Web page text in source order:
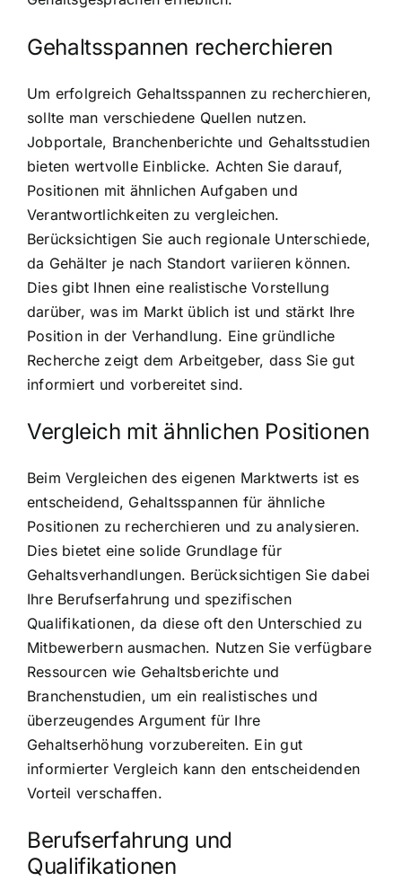
Gehaltsspannen recherchieren
Um erfolgreich Gehaltsspannen zu recherchieren,
sollte man verschiedene Quellen nutzen.
Jobportale, Branchenberichte und Gehaltsstudien
bieten wertvolle Einblicke. Achten Sie darauf,
Positionen mit ähnlichen Aufgaben und
Verantwortlichkeiten zu vergleichen.
Berücksichtigen Sie auch regionale Unterschiede,
da Gehälter je nach Standort variieren können.
Dies gibt Ihnen eine realistische Vorstellung
darüber, was im Markt üblich ist und stärkt Ihre
Position in der Verhandlung. Eine gründliche
Recherche zeigt dem Arbeitgeber, dass Sie gut
informiert und vorbereitet sind.
Vergleich mit ähnlichen Positionen
Beim Vergleichen des eigenen Marktwerts ist es
entscheidend, Gehaltsspannen für ähnliche
Positionen zu recherchieren und zu analysieren.
Dies bietet eine solide Grundlage für
Gehaltsverhandlungen. Berücksichtigen Sie dabei
Ihre Berufserfahrung und spezifischen
Qualifikationen, da diese oft den Unterschied zu
Mitbewerbern ausmachen. Nutzen Sie verfügbare
Ressourcen wie Gehaltsberichte und
Branchenstudien, um ein realistisches und
überzeugendes Argument für Ihre
Gehaltserhöhung vorzubereiten. Ein gut
informierter Vergleich kann den entscheidenden
Vorteil verschaffen.
Berufserfahrung und
Qualifikationen